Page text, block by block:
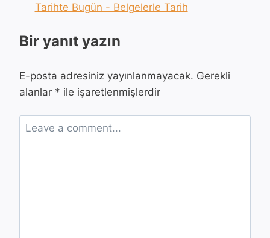
Tarihte Bugün - Belgelerle Tarih
Bir yanıt yazın
E-posta adresiniz yayınlanmayacak. Gerekli
alanlar * ile işaretlenmişlerdir